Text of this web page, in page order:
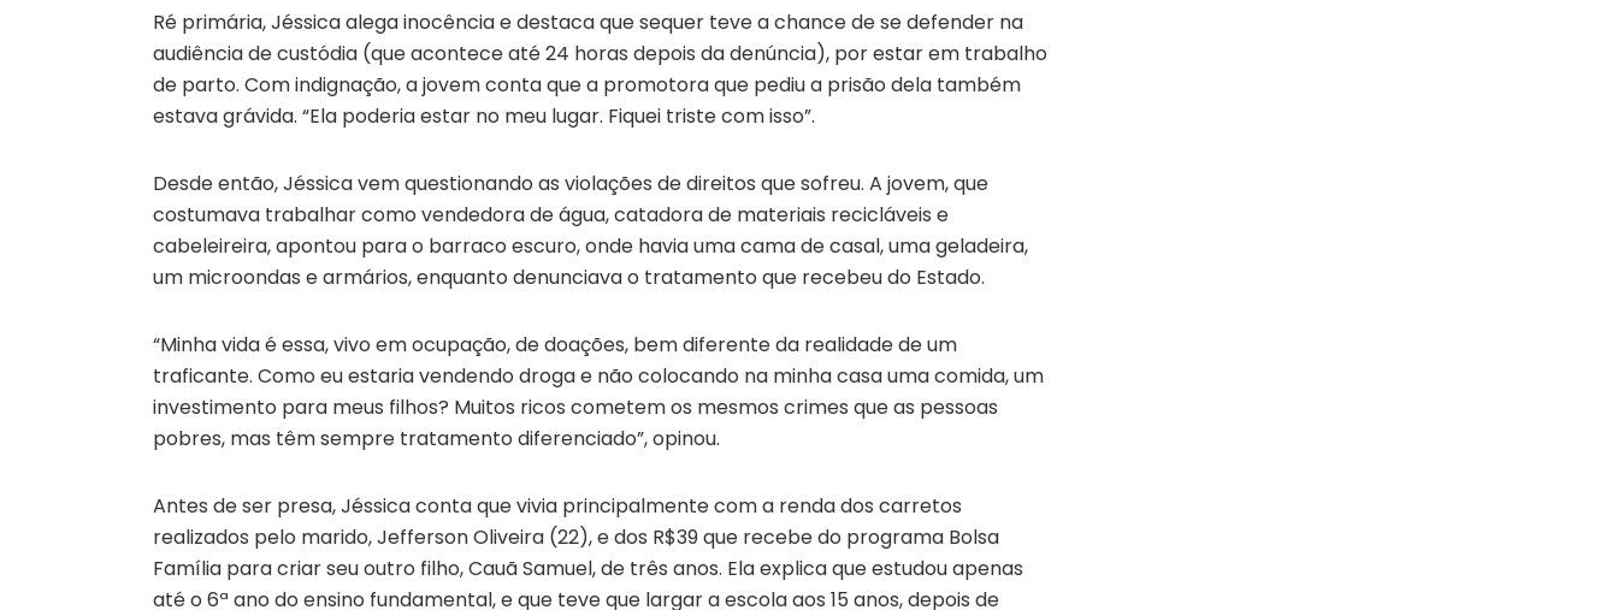
Ré primária, Jéssica alega inocência e destaca que sequer teve a chance de se defender na
audiência de custódia (que acontece até 24 horas depois da denúncia), por estar em trabalho
de parto. Com indignação, a jovem conta que a promotora que pediu a prisão dela também
estava grávida. “Ela poderia estar no meu lugar. Fiquei triste com isso”.
Desde então, Jéssica vem questionando as violações de direitos que sofreu. A jovem, que
costumava trabalhar como vendedora de água, catadora de materiais recicláveis e
cabeleireira, apontou para o barraco escuro, onde havia uma cama de casal, uma geladeira,
um microondas e armários, enquanto denunciava o tratamento que recebeu do Estado.
“Minha vida é essa, vivo em ocupação, de doações, bem diferente da realidade de um
traficante. Como eu estaria vendendo droga e não colocando na minha casa uma comida, um
investimento para meus filhos? Muitos ricos cometem os mesmos crimes que as pessoas
pobres, mas têm sempre tratamento diferenciado”, opinou.
Antes de ser presa, Jéssica conta que vivia principalmente com a renda dos carretos
realizados pelo marido, Jefferson Oliveira (22), e dos R$39 que recebe do programa Bolsa
Família para criar seu outro filho, Cauã Samuel, de três anos. Ela explica que estudou apenas
até o 6ª ano do ensino fundamental, e que teve que largar a escola aos 15 anos, depois de